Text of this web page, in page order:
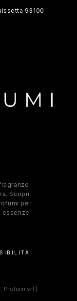
93100
Scopri
per
essenze
srl |